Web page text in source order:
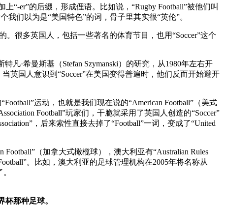
“-er”的后缀，形成俚语。比如说，“Rugby Football”被他们叫
我们以为是“美国特色”的词，骨子里其实很“英伦”。
很多英国人，包括一些著名的体育节目，也用“Soccer”这个
凡·希曼斯基（Stefan Szymanski）的研究，从1980年左右开
英国人意识到“Soccer”在美国变得普遍时，他们反而开始避开
运动，也就是我们现在说的“American Football”（美式
Football”玩家们，干脆就采用了英国人创造的“Soccer”
，后来索性直接去掉了“Football”一词，变成了“United
（加拿大式橄榄球），澳大利亚有“Australian Rules
。比如，澳大利亚的足球管理机构在2005年将名称从
那种足球。